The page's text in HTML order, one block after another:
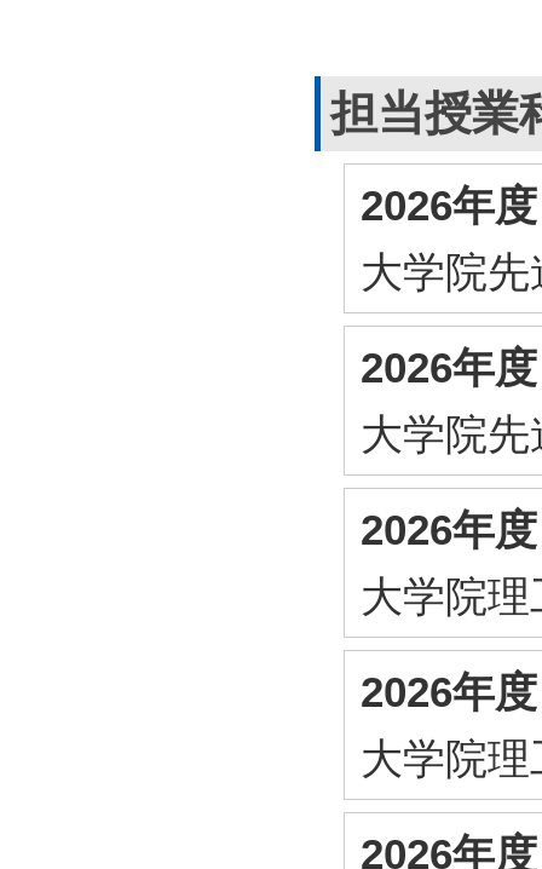
担当授業
2026年
大学院
2026年
大学院
2026年
大学院
2026年
大学院
2026年